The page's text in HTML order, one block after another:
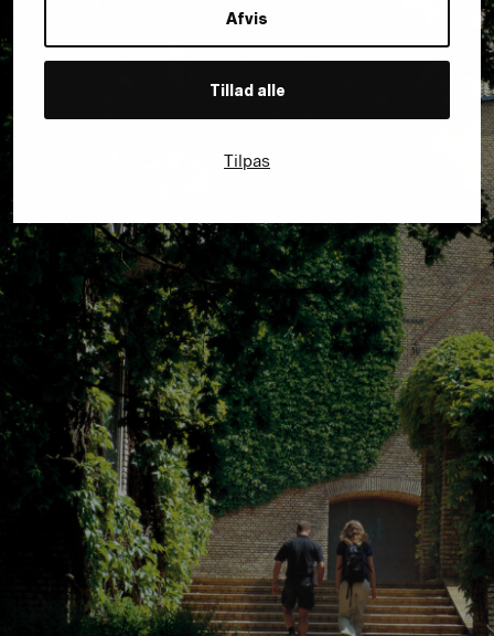
Afvis
Tillad alle
Tilpas